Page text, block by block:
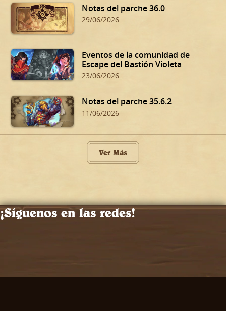
Notas del parche 36.0
29/06/2026
Eventos de la comunidad de
Escape del Bastión Violeta
23/06/2026
Notas del parche 35.6.2
11/06/2026
Ver Más
¡Síguenos en las redes!